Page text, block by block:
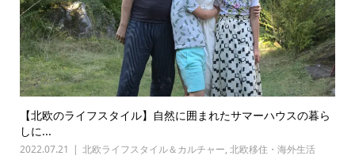
【北欧のライフスタイル】自然に囲まれたサマーハウスの暮ら
しに...
2022.07.21 北欧ライフスタイル＆カルチャー, 北欧移住・海外生活